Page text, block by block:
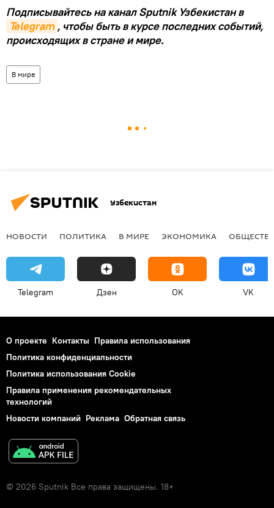
Подписывайтесь на канал Sputnik Узбекистан в
Telegram , чтобы быть в курсе последних событий,
происходящих в стране и мире.
В мире
Узбекистан
НОВОСТИ ПОЛИТИКА В МИРЕ ЭКОНОМИКА
Telegram Дзен OK VK
О проекте Контакты Правила использования
Политика конфиденциальности
Политика использования Cookie
Правила применения рекомендательных
технологий
Новости компаний Реклама Обратная связь
© 2026 Sputnik Все права защищены. 18+